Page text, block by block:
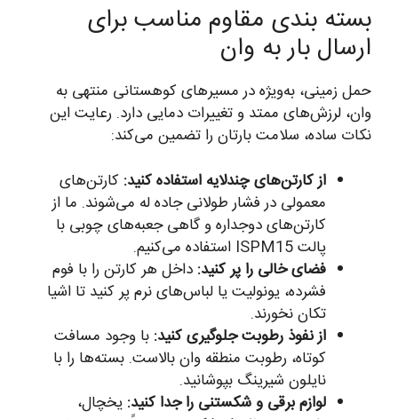
بسته بندی مقاوم مناسب برای
ارسال بار به وان
حمل زمینی، به‌ویژه در مسیرهای کوهستانی منتهی به
وان، لرزش‌های ممتد و تغییرات دمایی دارد. رعایت این
نکات ساده، سلامت بارتان را تضمین می‌کند:
از کارتن‌های چندلایه استفاده کنید: کارتن‌های
معمولی در فشار طولانی جاده له می‌شوند. ما از
کارتن‌های دوجداره و گاهی جعبه‌های چوبی با
پالت ISPM15 استفاده می‌کنیم.
فضای خالی را پر کنید: داخل هر کارتن را با فوم
فشرده، یونولیت یا لباس‌های نرم پر کنید تا اشیا
تکان نخورند.
از نفوذ رطوبت جلوگیری کنید: با وجود مسافت
کوتاه، رطوبت منطقه وان بالاست. بسته‌ها را با
نایلون شیرینگ بپوشانید.
لوازم برقی و شکستنی را جدا کنید: یخچال،